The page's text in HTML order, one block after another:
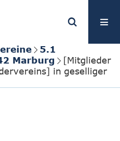
5.1
Marburg
[Mitglieder
in geselliger